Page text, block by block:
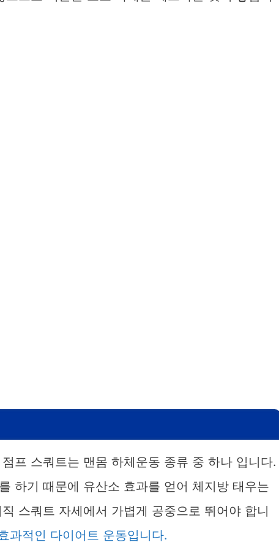
프 스쿼트는 맨몸 하체운동 종류 중 하나 입니다.
하기 때문에 유산소 효과를 얻어 체지방 태우는
스쿼트 자세에서 가볍게 공중으로 뛰어야 합니
과적인 다이어트 운동입니다.